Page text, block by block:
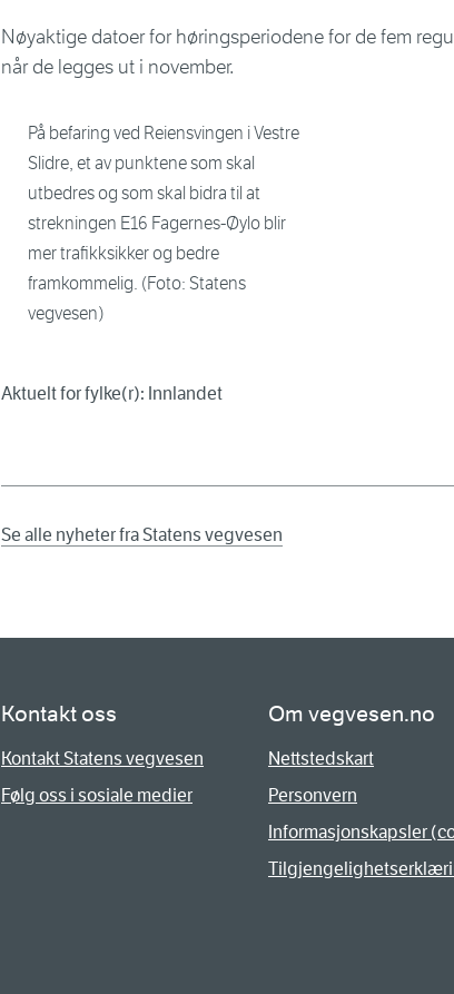
Nøyaktige datoer for høringsperiodene for de fem
når de legges ut i november.
På befaring ved Reiensvingen i Vestre
Slidre, et av punktene som skal
utbedres og som skal bidra til at
strekningen E16 Fagernes-Øylo blir
mer trafikksikker og bedre
framkommelig. (Foto: Statens
vegvesen)
Aktuelt for fylke(r): Innlandet
Se alle nyheter fra Statens vegvesen
Kontakt oss
Kontakt Statens vegvesen
Følg oss i sosiale medier
Om vegvesen.no
Nettstedskart
Personvern
Informasjonskapsler